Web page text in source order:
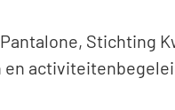
Stichting